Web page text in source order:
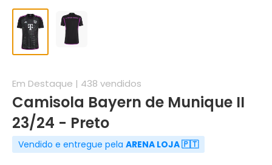
Em Destaque | 438 vendidos
Camisola Bayern de Munique II
23/24 - Preto
Vendido e entregue pela ARENA LOJA 🇵🇹